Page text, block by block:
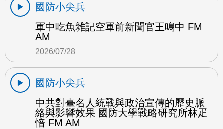
國防小尖兵
軍中吃魚雜記空軍前新聞官王鳴中 FM
AM
2026/07/28
國防小尖兵
中共對臺名人統戰與政治宣傳的歷史脈
絡與影響效果 國防大學戰略研究所林疋
愔 FM AM